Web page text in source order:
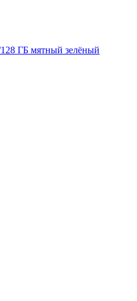
ГБ мятный зелёный